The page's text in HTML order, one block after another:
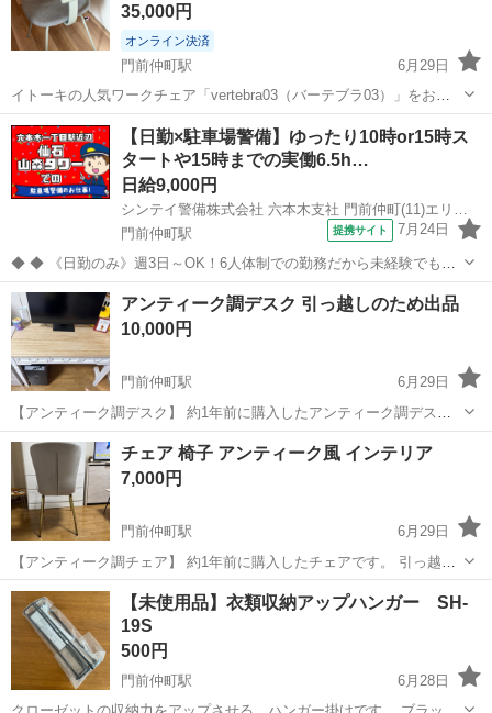
35,000円
オンライン決済
門前仲町駅
6月29日
イトーキの人気ワークチェア「vertebra03（バーテブラ03）」をお譲
りします。 プロダクトデザイナー・柴田文江氏がデザインを手がけた
グッドデザイン賞受賞モデルで、オフィスはもちろん、ご自宅のリビ
ングやワークスペースに...
東京 江東区 門前仲町駅 椅子
【日勤×駐車場警備】ゆったり10時or15時ス
タートや15時までの実働6.5h…
日給9,000円
門前仲町駅
提携サイト 7月24日
◆ ◆ 《日勤のみ》週3日～OK！6人体制での勤務だから未経験でも始
めやすい！ 仙石山森タワーの機械式駐車場で受付などをお任せ！ 3パ
ターンのシフトで ライフスタイルに合わせて働けます◎ ※希望の時間
帯があればご相談くだ...
東京 江東区 門前仲町駅 警備員
アンティーク調デスク 引っ越しのため出品
10,000円
門前仲町駅
6月29日
【アンティーク調デスク】 約1年前に購入したアンティーク調デスク
です。 引っ越しのため出品します。 大きな傷や破損はなく、通常使用
による細かな傷はありますが比較的きれいな状態です。 購入価格：約
3万円 サイズ：52...
東京 江東区 門前仲町駅 オフィス用家具
チェア 椅子 アンティーク風 インテリア
7,000円
門前仲町駅
6月29日
【アンティーク調チェア】 約1年前に購入したチェアです。 引っ越し
のため出品します。 購入価格：約19,000円 使用期間は約1年で、目立
つ傷や汚れはありません。 座面もへたりは少なく、まだまだお使いい
ただけます。 ...
東京 江東区 門前仲町駅 家具
【未使用品】衣類収納アップハンガー SH-
19S
500円
門前仲町駅
6月28日